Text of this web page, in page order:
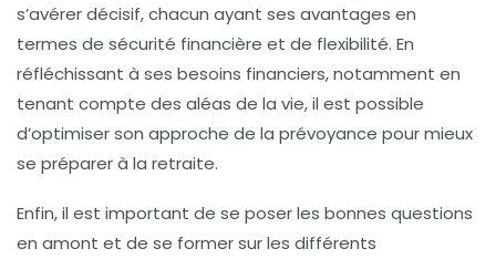
s’avérer décisif, chacun ayant ses avantages en
termes de sécurité financière et de flexibilité. En
réfléchissant à ses besoins financiers, notamment en
tenant compte des aléas de la vie, il est possible
d’optimiser son approche de la prévoyance pour mieux
se préparer à la retraite.
Enfin, il est important de se poser les bonnes questions
en amont et de se former sur les différents